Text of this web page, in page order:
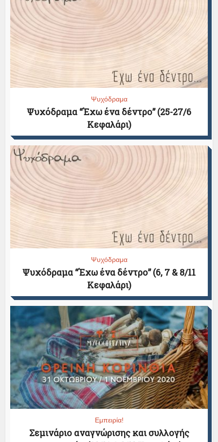
Ψυχόδραμα
Ψυχόδραμα “Έχω ένα δέντρο” (25-27/6
Κεφαλάρι)
Ψυχόδραμα
Ψυχόδραμα “Έχω ένα δέντρο” (6, 7 & 8/11
Κεφαλάρι)
Εμπειρία!
Σεμινάριο αναγνώρισης και συλλογής